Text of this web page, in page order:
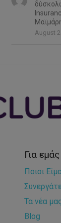
August
Για εμάς
Ποιοι
Τα νέα
Blog